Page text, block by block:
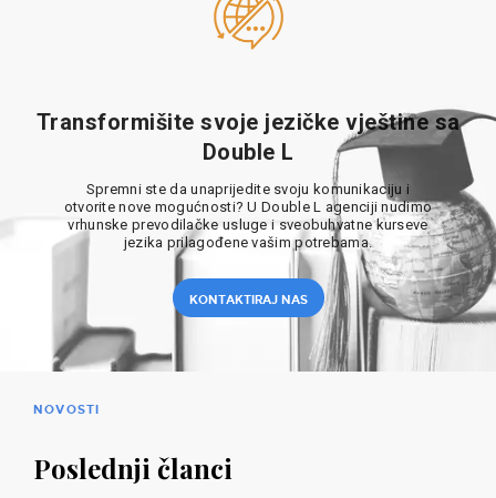
Transformišite svoje jezičke vještine sa
Double L
Spremni ste da unaprijedite svoju komunikaciju i
otvorite nove mogućnosti? U Double L agenciji nudimo
vrhunske prevodilačke usluge i sveobuhvatne kurseve
jezika prilagođene vašim potrebama.
KONTAKTIRAJ NAS
NOVOSTI
Poslednji članci